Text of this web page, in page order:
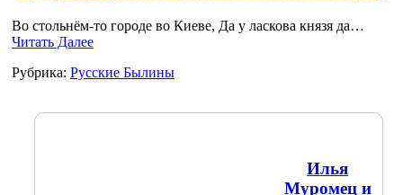
Во стольнём-то городе во Киеве, Да у ласкова князя да…
Читать Далее
Рубрика: Русские Былины
Илья
Муромец и